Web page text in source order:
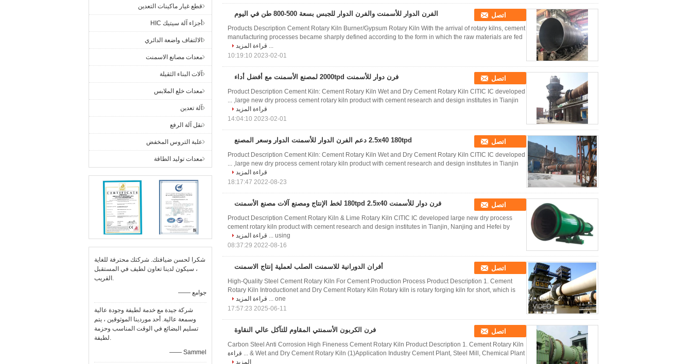
قطع غيار ماكينات التعدين
أجزاء آلة سيتيك HIC
الالتفاف واضعة الدائري
معدات مصانع الاسمنت
آلات البناء الثقيلة
معدات خلع الملابس
آلة تعدين
نقل آلة الرفع
علبة التروس المخفض
معدات توليد الطاقة
شكرا لحسن ضيافتك. شركتك محترفة للغاية
، سيكون لدينا تعاون لطيف في المستقبل
القريب.
—— جوامع
شركة جيدة مع خدمة لطيفة وجودة عالية
وسمعة عالية. أحد موردينا الموثوقين ، يتم
تسليم البضائع في الوقت المناسب وحزمة
لطيفة.
—— Sammel
الفرن الدوار للأسمنت والفرن الدوار للجبس بسعة 500-800 طن في اليوم اتصل
Products Description Cement Rotary Kiln Burner/Gypsum Rotary Kiln With the arrival of rotary kilns, cement
manufacturing processes became sharply defined according to the form in which the raw materials are fed
... قراءة المزيد
2023-02-01 10:19:10
فرن دوار للأسمنت 2000tpd لمصنع الأسمنت مع أفضل أداء اتصل
Product Description Cement Kiln: Cement Rotary Kiln Wet and Dry Cement Rotary Kiln CITIC IC developed
large new dry process cement rotary kiln product with cement research and design institutes in Tianjin, ...
قراءة المزيد
2023-02-01 14:04:10
2.5x40 180tpd دعم الفرن الدوار للأسمنت الدوار وسعر المصنع اتصل
Product Description Cement Kiln: Cement Rotary Kiln Wet and Dry Cement Rotary Kiln CITIC IC developed
large new dry process cement rotary kiln product with cement research and design institutes in Tianjin, ...
قراءة المزيد
2022-08-23 18:17:47
فرن دوار للأسمنت 180tpd 2.5x40 لخط الإنتاج ومصنع آلات مصنع الأسمنت اتصل
Product Description Cement Rotary Kiln & Lime Rotary Kiln CITIC IC developed large new dry process
cement rotary kiln product with cement research and design institutes in Tianjin, Nanjing and Hefei by
using ...
قراءة المزيد
2022-08-16 08:37:29
أفران الدورانية للاسمنت الصلب لعملية إنتاج الاسمنت اتصل
High-Quality Steel Cement Rotary Kiln For Cement Production Process Product Description 1. Cement
Rotary Kiln Introductionet and Dry Cement Rotary Kiln Rotary kiln is rotary forging kiln for short, which is
one ...
قراءة المزيد
2025-06-11 17:57:23
فرن الكربون الأسمنتي المقاوم للتآكل عالي النقاوة اتصل
Carbon Steel Anti Corrosion High Fineness Cement Rotary Kiln​ Product Description 1. Cement Rotary Kiln
Wet and Dry Cement Rotary Kiln (1)Application Industry Cement Plant, Steel Mill, Chemical Plant & ...
قراءة
المزيد